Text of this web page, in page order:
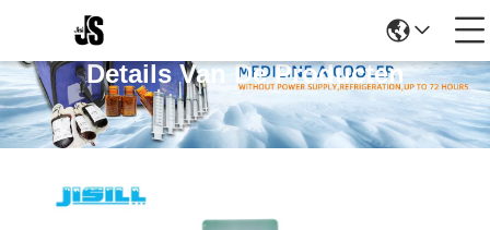
Details Van De Producten